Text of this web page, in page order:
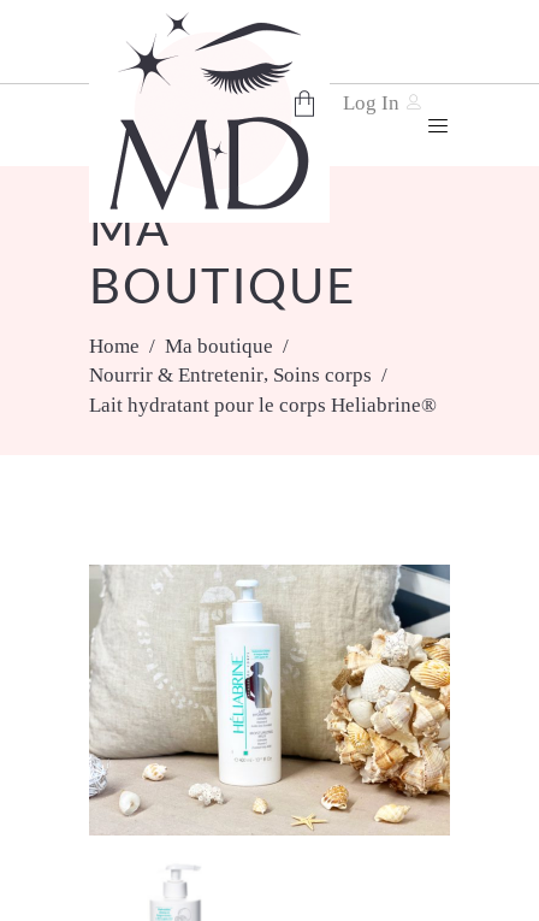
No products in the cart.
Log In
MA
BOUTIQUE
Home / Ma boutique /
Nourrir & Entretenir, Soins corps /
Lait hydratant pour le corps Heliabrine®